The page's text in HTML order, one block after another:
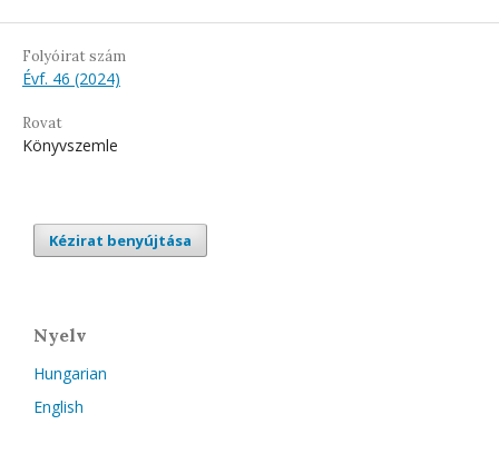
Folyóirat szám
Évf. 46 (2024)
Rovat
Könyvszemle
Kézirat benyújtása
Nyelv
Hungarian
English